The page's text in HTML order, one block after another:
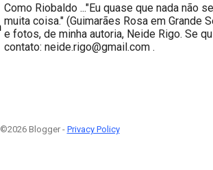
Como Riobaldo ..."Eu quase que nada não
muita coisa." (Guimarães Rosa em Grande
e fotos, de minha autoria, Neide Rigo. Se
contato: neide.rigo@gmail.com .
©2026 Blogger - Privacy Policy